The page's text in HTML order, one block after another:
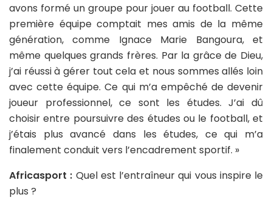
avons formé un groupe pour jouer au football. Cette
première équipe comptait mes amis de la même
génération, comme Ignace Marie Bangoura, et
même quelques grands frères. Par la grâce de Dieu,
j’ai réussi à gérer tout cela et nous sommes allés loin
avec cette équipe. Ce qui m’a empêché de devenir
joueur professionnel, ce sont les études. J’ai dû
choisir entre poursuivre des études ou le football, et
j’étais plus avancé dans les études, ce qui m’a
finalement conduit vers l’encadrement sportif. »
Africasport : Quel est l’entraîneur qui vous inspire le
plus ?